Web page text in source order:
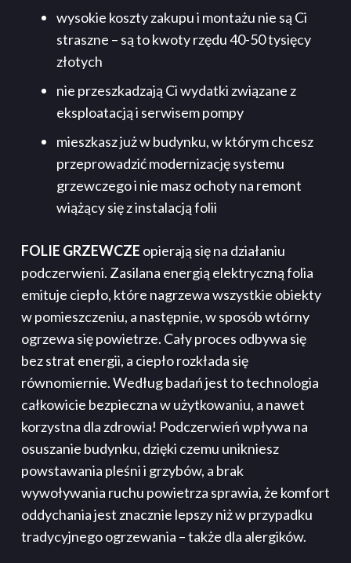
wysokie koszty zakupu i montażu nie są Ci
straszne – są to kwoty rzędu 40-50 tysięcy
złotych
nie przeszkadzają Ci wydatki związane z
eksploatacją i serwisem pompy
mieszkasz już w budynku, w którym chcesz
przeprowadzić modernizację systemu
grzewczego i nie masz ochoty na remont
wiążący się z instalacją folii
FOLIE GRZEWCZE opierają się na działaniu
podczerwieni. Zasilana energią elektryczną folia
emituje ciepło, które nagrzewa wszystkie obiekty
w pomieszczeniu, a następnie, w sposób wtórny
ogrzewa się powietrze. Cały proces odbywa się
bez strat energii, a ciepło rozkłada się
równomiernie. Według badań jest to technologia
całkowicie bezpieczna w użytkowaniu, a nawet
korzystna dla zdrowia! Podczerwień wpływa na
osuszanie budynku, dzięki czemu unikniesz
powstawania pleśni i grzybów, a brak
wywoływania ruchu powietrza sprawia, że komfort
oddychania jest znacznie lepszy niż w przypadku
tradycyjnego ogrzewania – także dla alergików.